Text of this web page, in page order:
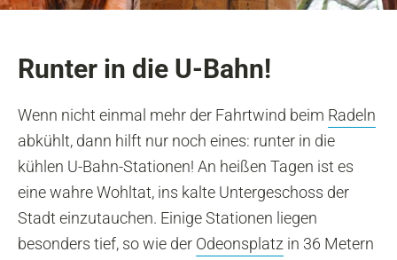
Runter in die U-Bahn!
Wenn nicht einmal mehr der Fahrtwind beim Radeln
abkühlt, dann hilft nur noch eines: runter in die
kühlen U-Bahn-Stationen! An heißen Tagen ist es
eine wahre Wohltat, ins kalte Untergeschoss der
Stadt einzutauchen. Einige Stationen liegen
besonders tief, so wie der Odeonsplatz in 36 Metern